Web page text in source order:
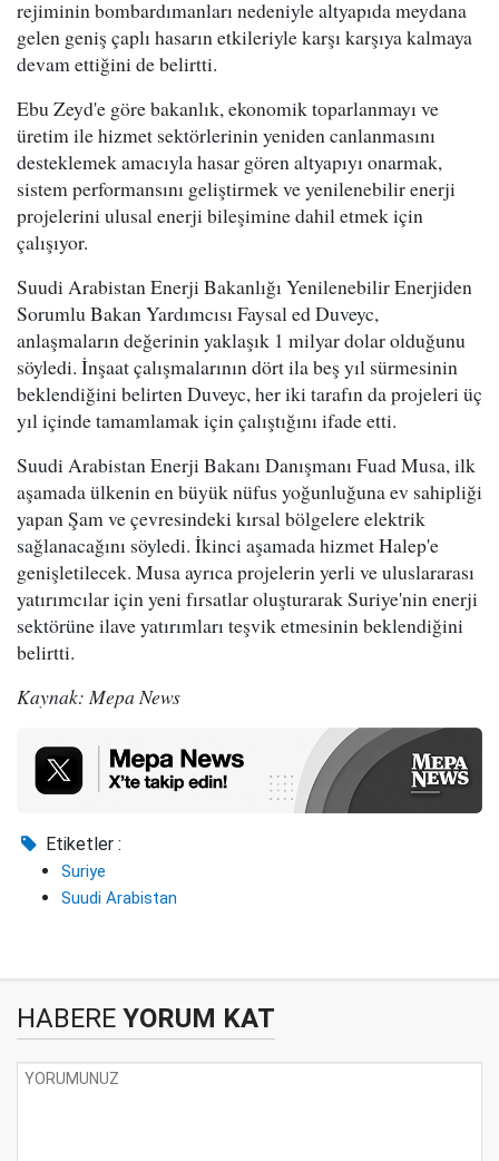
rejiminin bombardımanları nedeniyle altyapıda meydana
gelen geniş çaplı hasarın etkileriyle karşı karşıya kalmaya
devam ettiğini de belirtti.
Ebu Zeyd'e göre bakanlık, ekonomik toparlanmayı ve
üretim ile hizmet sektörlerinin yeniden canlanmasını
desteklemek amacıyla hasar gören altyapıyı onarmak,
sistem performansını geliştirmek ve yenilenebilir enerji
projelerini ulusal enerji bileşimine dahil etmek için
çalışıyor.
Suudi Arabistan Enerji Bakanlığı Yenilenebilir Enerjiden
Sorumlu Bakan Yardımcısı Faysal ed Duveyc,
anlaşmaların değerinin yaklaşık 1 milyar dolar olduğunu
söyledi. İnşaat çalışmalarının dört ila beş yıl sürmesinin
beklendiğini belirten Duveyc, her iki tarafın da projeleri üç
yıl içinde tamamlamak için çalıştığını ifade etti.
Suudi Arabistan Enerji Bakanı Danışmanı Fuad Musa, ilk
aşamada ülkenin en büyük nüfus yoğunluğuna ev sahipliği
yapan Şam ve çevresindeki kırsal bölgelere elektrik
sağlanacağını söyledi. İkinci aşamada hizmet Halep'e
genişletilecek. Musa ayrıca projelerin yerli ve uluslararası
yatırımcılar için yeni fırsatlar oluşturarak Suriye'nin enerji
sektörüne ilave yatırımları teşvik etmesinin beklendiğini
belirtti.
Kaynak: Mepa News
Etiketler :
Suriye
Suudi Arabistan
HABERE YORUM KAT